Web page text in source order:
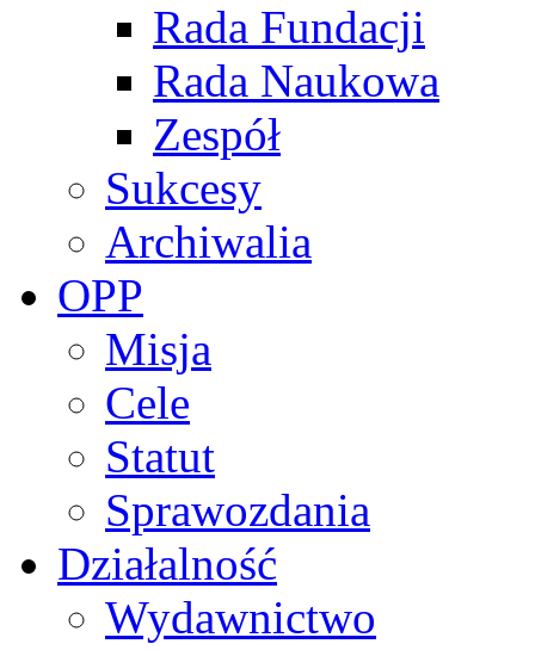
Rada Fundacji
Rada Naukowa
Zespół
Sukcesy
Archiwalia
OPP
Misja
Cele
Statut
Sprawozdania
Działalność
Wydawnictwo